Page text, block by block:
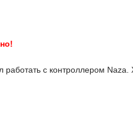
с контроллером Naza.